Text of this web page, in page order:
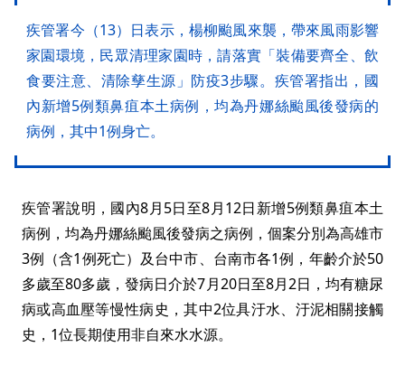
疾管署今（13）日表示，楊柳颱風來襲，帶來風雨影響
家園環境，民眾清理家園時，請落實「裝備要齊全、飲
食要注意、清除孳生源」防疫3步驟。疾管署指出，國
內新增5例類鼻疽本土病例，均為丹娜絲颱風後發病的
病例，其中1例身亡。
疾管署說明，國內8月5日至8月12日新增5例類鼻疽本土
病例，均為丹娜絲颱風後發病之病例，個案分別為高雄市
3例（含1例死亡）及台中市、台南市各1例，年齡介於50
多歲至80多歲，發病日介於7月20日至8月2日，均有糖尿
病或高血壓等慢性病史，其中2位具汙水、汙泥相關接觸
史，1位長期使用非自來水水源。